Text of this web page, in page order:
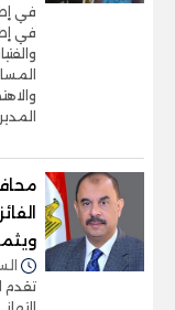
في
في
السبت 18/
تقدم